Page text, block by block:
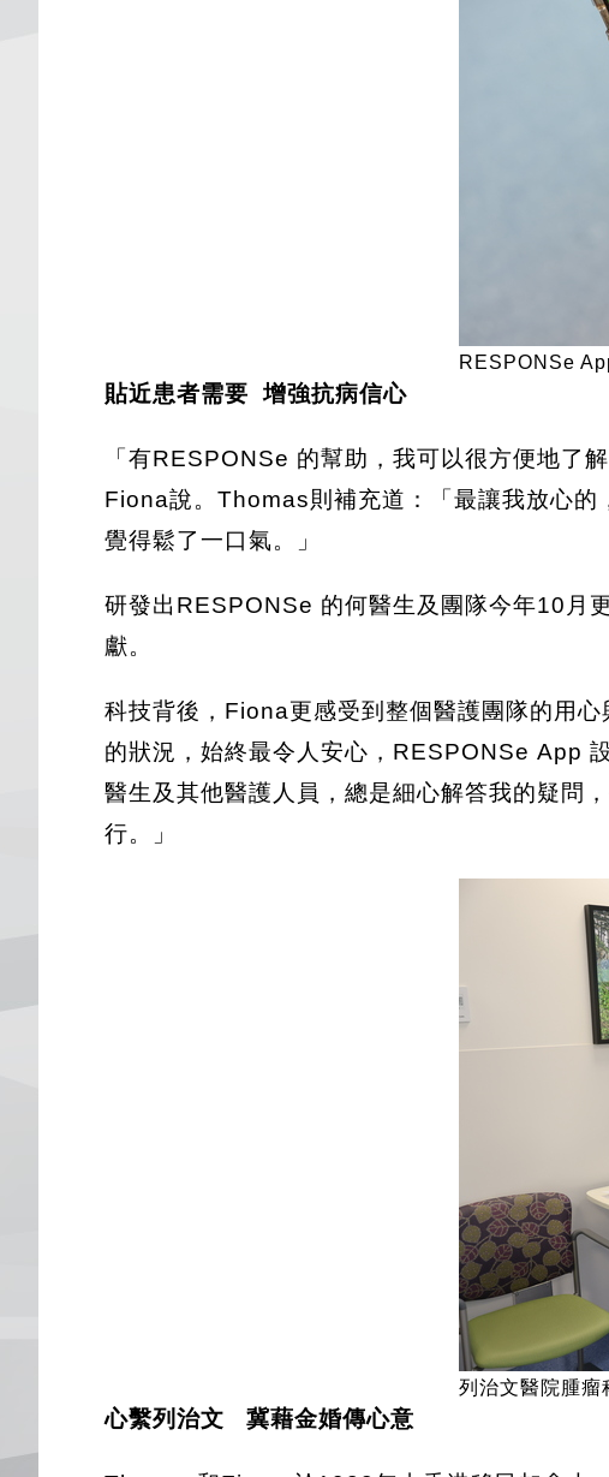
RESPONSe
貼近患者需要 增強抗病信心
「有RESPONSe 的幫助，我可以很方便地了
Fiona說。Thomas則補充道：「最讓我放心的
覺得鬆了一口氣。」
研發出RESPONSe 的何醫生及團隊今年10月
獻。
科技背後，Fiona更感受到整個醫護團隊的用
的狀況，始終最令人安心，RESPONSe App
醫生及其他醫護人員，總是細心解答我的疑問
行。」
列治文醫院腫
心繫列治文 冀藉金婚傳心意